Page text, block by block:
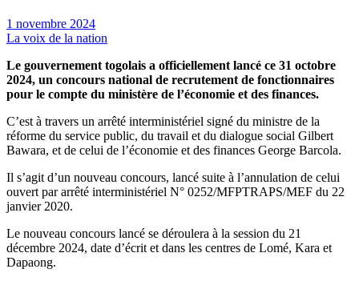
1 novembre 2024
La voix de la nation
Le gouvernement togolais a officiellement lancé ce 31 octobre
2024, un concours national de recrutement de fonctionnaires
pour le compte du ministère de l’économie et des finances.
C’est à travers un arrêté interministériel signé du ministre de la
réforme du service public, du travail et du dialogue social Gilbert
Bawara, et de celui de l’économie et des finances George Barcola.
Il s’agit d’un nouveau concours, lancé suite à l’annulation de celui
ouvert par arrêté interministériel N° 0252/MFPTRAPS/MEF du 22
janvier 2020.
Le nouveau concours lancé se déroulera à la session du 21
décembre 2024, date d’écrit et dans les centres de Lomé, Kara et
Dapaong.